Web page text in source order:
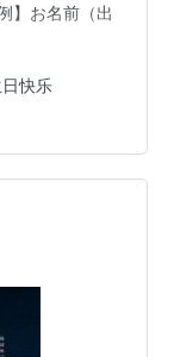
】お名前（出
さん （鎮
ェルジュ
らす月） ・藍
again～、愛
華録、キミと​
） ・趙順…
快乐